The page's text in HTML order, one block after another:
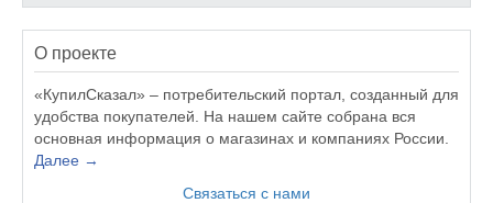
О проекте
«КупилСказал» – потребительский портал, созданный для
удобства покупателей. На нашем сайте собрана вся
основная информация о магазинах и компаниях России.
Далее →
Связаться с нами